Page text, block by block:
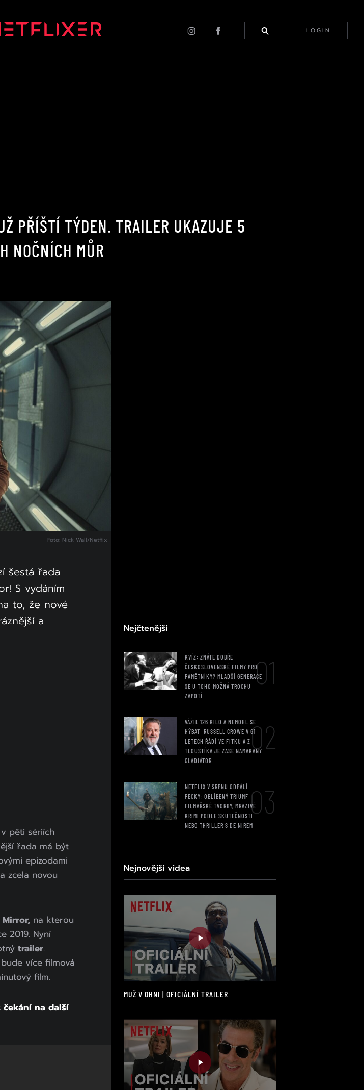
LOGIN
PŘÍŠTÍ TÝDEN. TRAILER UKAZUJE 5
NOČNÍCH MŮR
Foto: Nick Wall/Netflix
šestá řada
S vydáním
to, že nové
a
pěti sériích
řada má být
epizodami
zcela novou
na kterou
2019. Nyní
trailer.
více filmová
film.
na další
Nejčtenější
KVÍZ: ZNÁTE DOBŘE
ČESKOSLOVENSKÉ FILMY PRO
PAMĚTNÍKY? MLADŠÍ GENERACE
SE U TOHO MOŽNÁ TROCHU
ZAPOTÍ
01
VÁŽIL 126 KILO A NEMOHL SE
HÝBAT: RUSSELL CROWE V 61
LETECH ŘÁDÍ VE FITKU A Z
TLOUŠTÍKA JE ZASE NAMAKANÝ
GLADIÁTOR
02
NETFLIX V SRPNU ODPÁLÍ
PECKY: OBLÍBENÝ TRIUMF
FILMAŘSKÉ TVORBY, MRAZIVÉ
KRIMI PODLE SKUTEČNOSTI
NEBO THRILLER S DE NIREM
03
Nejnovější videa
MUŽ V OHNI | OFICIÁLNÍ TRAILER